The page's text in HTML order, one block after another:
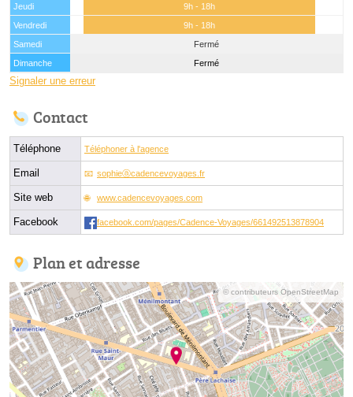
Jeudi
9h - 18h
Vendredi
9h - 18h
Samedi
Fermé
Dimanche
Fermé
Signaler une erreur
Contact
Téléphone Téléphoner à l'agence
Email sophieⓐcadencevoyages.fr
Site web www.cadencevoyages.com
Facebook facebook.com/pages/Cadence-Voyages/661492513878904
Plan et adresse
© contributeurs OpenStreetMap